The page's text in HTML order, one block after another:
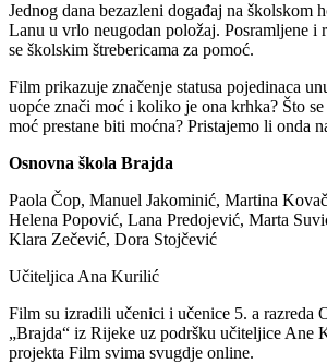
Jednog dana bezazleni događaj na školskom
Lanu u vrlo neugodan položaj. Posramljene i
se školskim štrebericama za pomoć.
Film prikazuje značenje statusa pojedinaca
uopće znači moć i koliko je ona krhka? Što se
moć prestane biti moćna? Pristajemo li onda
Osnovna škola Brajda
Paola Čop, Manuel Jakominić, Martina
Helena Popović, Lana Predojević, Marta
Klara Zečević, Dora Stojčević
Učiteljica Ana Kurilić
Film su izradili učenici i učenice 5. a razreda
„Brajda“ iz Rijeke uz podršku učiteljice Ane
projekta Film svima svugdje online.